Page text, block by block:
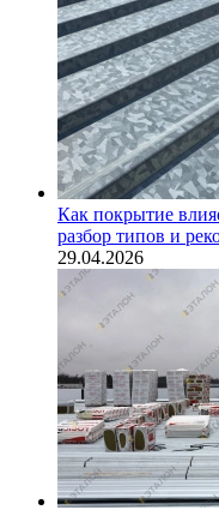
Как покрытие
разбор типов и
29.04.2026